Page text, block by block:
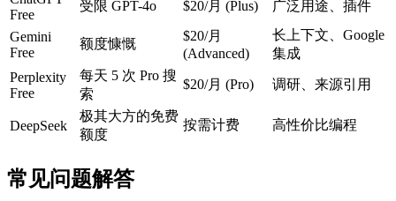
Free
受限 GPT-4o $20/月 (Plus) 广泛用途、插件
Gemini
Free
额度慷慨
$20/月
(Advanced)
长上下文、Google
集成
Perplexity
Free
每天 5 次 Pro 搜
索
$20/月 (Pro) 调研、来源引用
DeepSeek
极其大方的免费
额度
按需计费 高性价比编程
常见问题解答